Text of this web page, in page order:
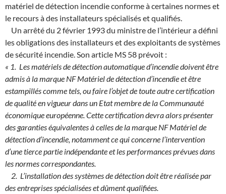
matériel de détection incendie conforme à certaines normes et
le recours à des installateurs spécialisés et qualifiés.
Un arrêté du 2 février 1993 du ministre de l’intérieur a défini
les obligations des installateurs et des exploitants de systèmes
de sécurité incendie. Son article MS 58 prévoit :
« 1. Les matériels de détection automatique d’incendie doivent être
admis à la marque NF Matériel de détection d’incendie et être
estampillés comme tels, ou faire l’objet de toute autre certification
de qualité en vigueur dans un Etat membre de la Communauté
économique européenne. Cette certification devra alors présenter
des garanties équivalentes à celles de la marque NF Matériel de
détection d’incendie, notamment ce qui concerne l’intervention
d’une tierce partie indépendante et les performances prévues dans
les normes correspondantes.
2. L’installation des systèmes de détection doit être réalisée par
des entreprises spécialisées et dûment qualifiées.